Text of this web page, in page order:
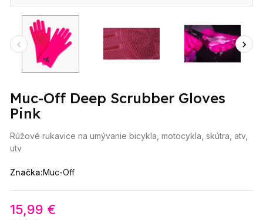
Muc-Off Deep Scrubber Gloves
Pink
Rúžové rukavice na umývanie bicykla, motocykla, skútra, atv,
utv
Značka:Muc-Off
15,99 €